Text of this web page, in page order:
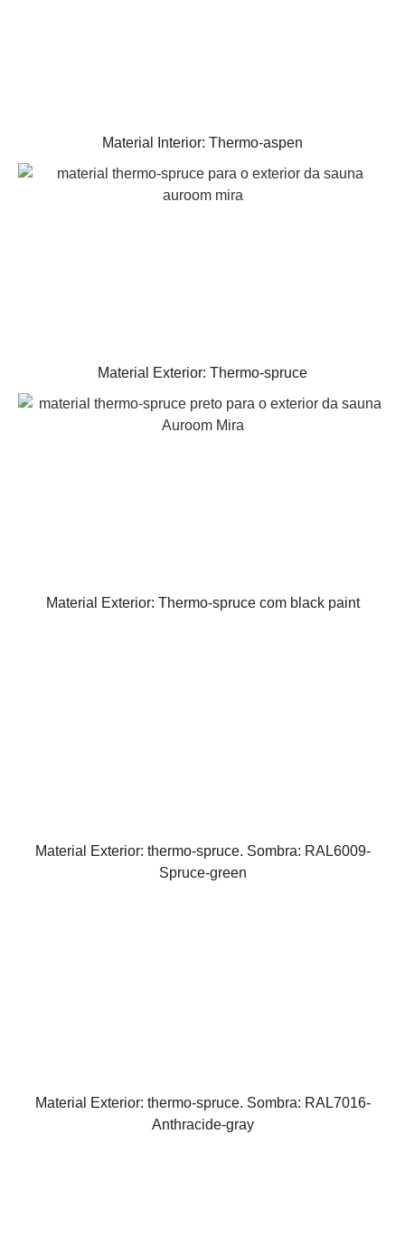
Material Interior: Thermo-aspen
Material Exterior: Thermo-spruce
Material Exterior: Thermo-spruce com black paint
Material Exterior: thermo-spruce. Sombra: RAL6009-
Spruce-green
Material Exterior: thermo-spruce. Sombra: RAL7016-
Anthracide-gray